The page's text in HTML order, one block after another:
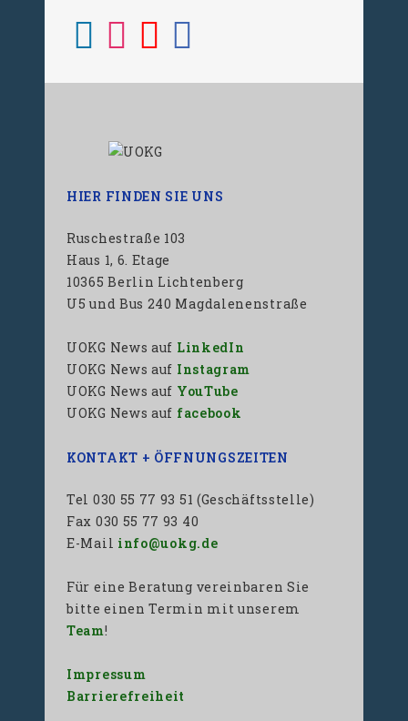
HIER FINDEN SIE UNS
Ruschestraße 103
Haus 1, 6. Etage
10365 Berlin Lichtenberg
U5 und Bus 240 Magdalenenstraße
UOKG News auf LinkedIn
UOKG News auf Instagram
UOKG News auf YouTube
UOKG News auf facebook
KONTAKT + ÖFFNUNGSZEITEN
Tel 030 55 77 93 51 (Geschäftsstelle)
Fax 030 55 77 93 40
E-Mail info@uokg.de
Für eine Beratung vereinbaren Sie
bitte einen Termin mit unserem
Team!
Impressum
Barrierefreiheit